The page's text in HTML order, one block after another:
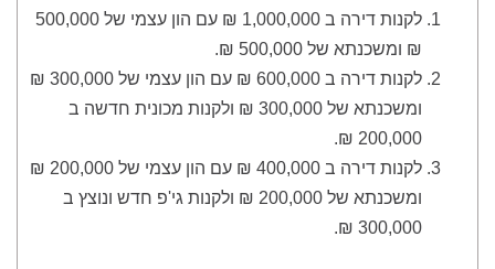
לקנות דירה ב 1,000,000 ₪ עם הון עצמי של 500,000
₪ ומשכנתא של 500,000 ₪.
לקנות דירה ב 600,000 ₪ עם הון עצמי של 300,000 ₪
ומשכנתא של 300,000 ₪ ולקנות מכונית חדשה ב
200,000 ₪.
לקנות דירה ב 400,000 ₪ עם הון עצמי של 200,000 ₪
ומשכנתא של 200,000 ₪ ולקנות גי'פ חדש ונוצץ ב
300,000 ₪.